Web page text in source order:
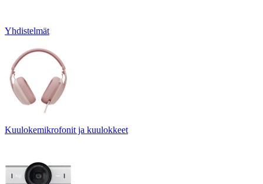
Yhdistelmät
Kuulokemikrofonit ja kuulokkeet